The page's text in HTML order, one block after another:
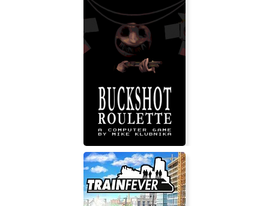
OlliOlli2: Welcome to Olliwood